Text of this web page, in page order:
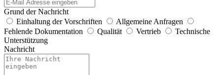
Grund der Nachricht
Einhaltung der Vorschriften
Allgemeine Anfragen
Fehlende Dokumentation
Qualität Vertrieb
Technische
Unterstützung
Nachricht